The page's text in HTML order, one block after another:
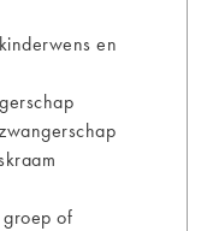
en
of